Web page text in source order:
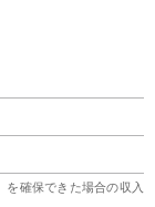
確保できた場合の収入